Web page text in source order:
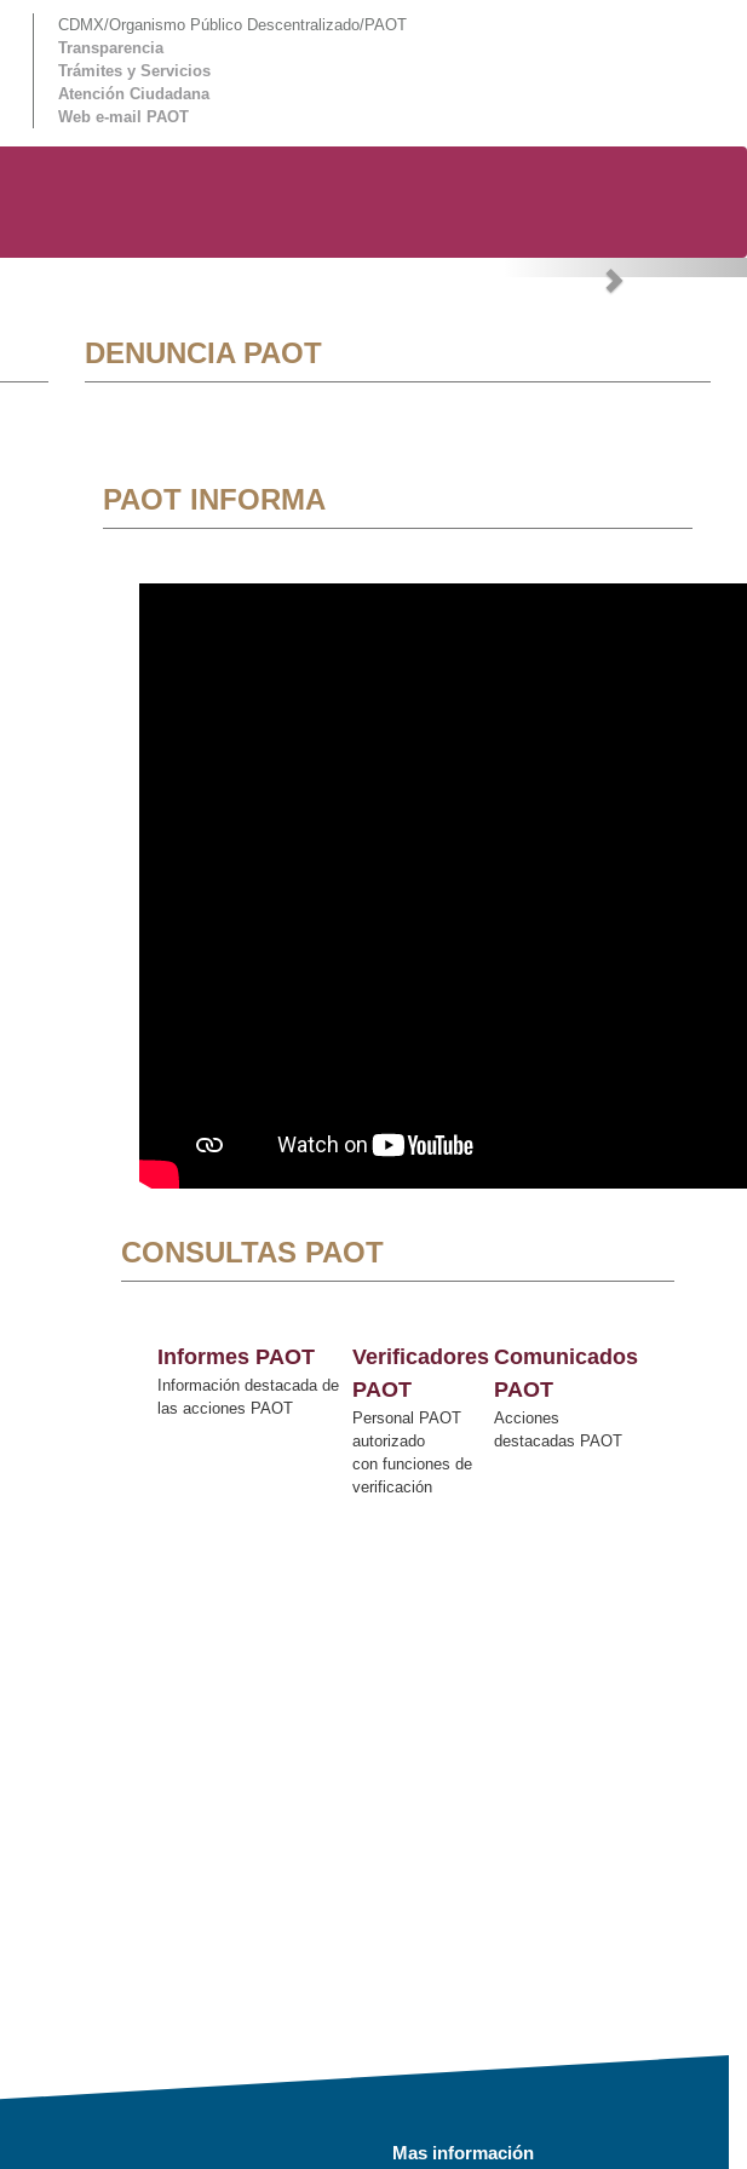
CDMX/Organismo Público Descentralizado/PAOT
Transparencia
Trámites y Servicios
Atención Ciudadana
Web e-mail PAOT
Next
DENUNCIA PAOT
PAOT INFORMA
CONSULTAS PAOT
Informes PAOT
Información destacada de
las acciones PAOT
Verificadores
PAOT
Personal PAOT
autorizado
con funciones de
verificación
Comunicados
PAOT
Acciones
destacadas PAOT
Mas información